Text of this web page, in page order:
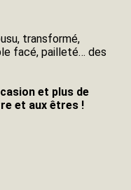
transformé,
facé, pailleté… des
et plus de
et aux êtres !